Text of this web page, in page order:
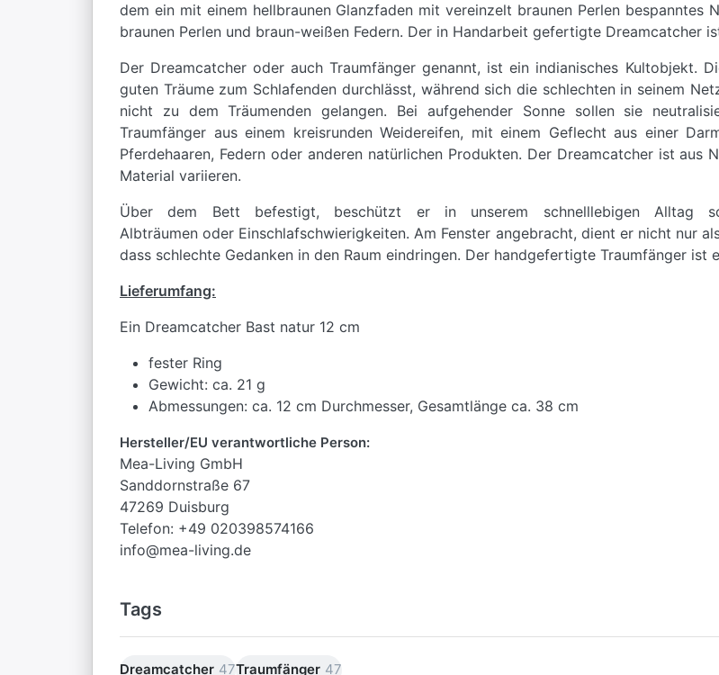
dem ein mit einem hellbraunen Glanzfaden mit vereinzelt braunen Perlen
braunen Perlen und braun-weißen Federn. Der in Handarbeit gefertigte Dreamcatcher
Der Dreamcatcher oder auch Traumfänger genannt, ist ein indianisches Kultobjekt.
guten Träume zum Schlafenden durchlässt, während sich die schlechten in seinem
nicht zu dem Träumenden gelangen. Bei aufgehender Sonne sollen sie
Traumfänger aus einem kreisrunden Weidereifen, mit einem Geflecht aus einer
Pferdehaaren, Federn oder anderen natürlichen Produkten. Der Dreamcatcher ist
Material variieren.
Über dem Bett befestigt, beschützt er in unserem schnelllebigen Alltag
Albträumen oder Einschlafschwierigkeiten. Am Fenster angebracht, dient er nicht nur
dass schlechte Gedanken in den Raum eindringen. Der handgefertigte Traumfänger ist
Lieferumfang:
Ein Dreamcatcher Bast natur 12 cm
fester Ring
Gewicht: ca. 21 g
Abmessungen: ca. 12 cm Durchmesser, Gesamtlänge ca. 38 cm
Hersteller/EU verantwortliche Person:
Mea-Living GmbH
Sanddornstraße 67
47269 Duisburg
Telefon: +49 020398574166
info@mea-living.de
Tags
Dreamcatcher 47Traumfänger 47